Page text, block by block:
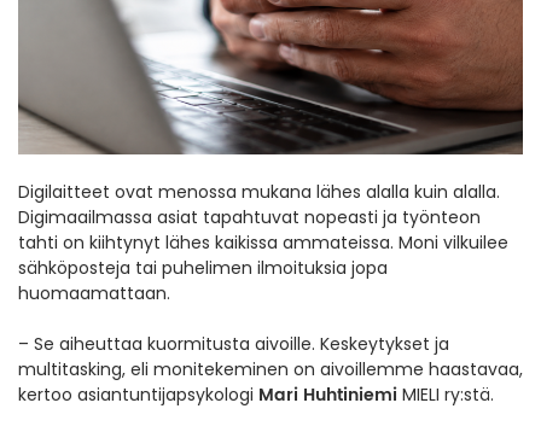
Digilaitteet ovat menossa mukana lähes alalla kuin alalla.
Digimaailmassa asiat tapahtuvat nopeasti ja työnteon
tahti on kiihtynyt lähes kaikissa ammateissa. Moni vilkuilee
sähköposteja tai puhelimen ilmoituksia jopa
huomaamattaan.
– Se aiheuttaa kuormitusta aivoille. Keskeytykset ja
multitasking, eli monitekeminen on aivoillemme haastavaa,
kertoo asiantuntijapsykologi Mari Huhtiniemi MIELI ry:stä.